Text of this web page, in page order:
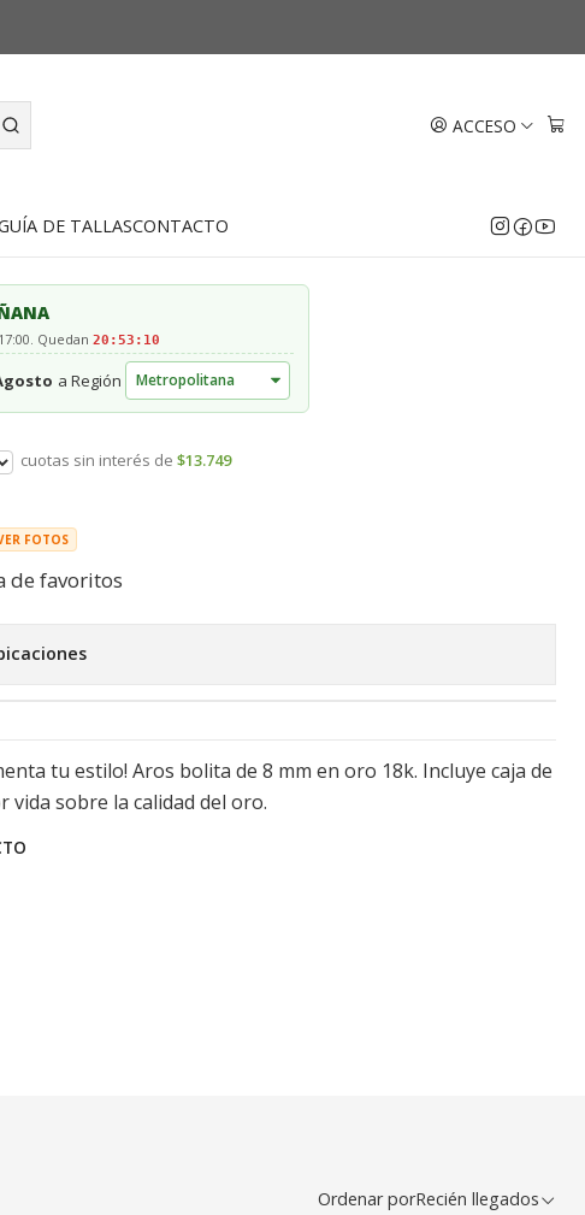
ACCESO
DE TALLASCONTACTO
Oro 18k
AGREGAR AL CARRO
Quedan 20:53:09
a Región
cuotas sin interés de $13.749
FOTOS
de favoritos
tu estilo! Aros bolita de 8 mm en oro 18k. Incluye caja de
vida sobre la calidad del oro.
Ordenar porRecién llegados